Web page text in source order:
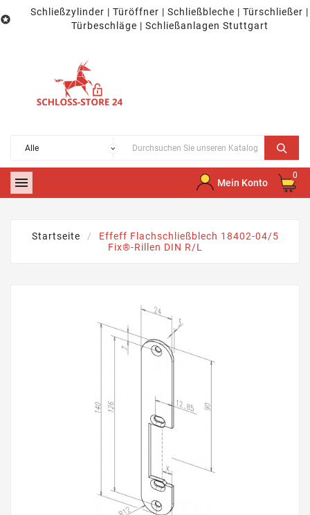

Schließzylinder | Türöffner | Schließbleche | Türschließer |
Türbeschläge | Schließanlagen Stuttgart
 Mein Konto
0
Startseite
Effeff Flachschließblech 18402-04/5
Fix®-Rillen DIN R/L